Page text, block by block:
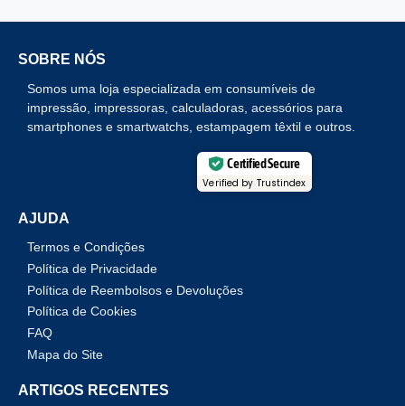
SOBRE NÓS
Somos uma loja especializada em consumíveis de
impressão, impressoras, calculadoras, acessórios para
smartphones e smartwatchs, estampagem têxtil e outros.
Certified Secure
Verified by Trustindex
AJUDA
Termos e Condições
Política de Privacidade
Política de Reembolsos e Devoluções
Política de Cookies
FAQ
Mapa do Site
ARTIGOS RECENTES